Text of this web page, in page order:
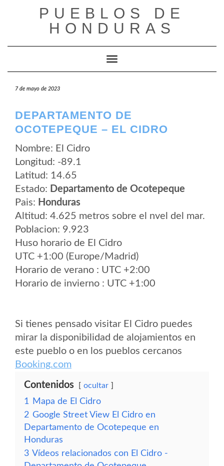
PUEBLOS DE
HONDURAS
Cambiar modo de navegación
7 de mayo de 2023
DEPARTAMENTO DE
OCOTEPEQUE – EL CIDRO
Nombre: El Cidro
Longitud: -89.1
Latitud: 14.65
Estado: Departamento de Ocotepeque
Pais: Honduras
Altitud: 4.625 metros sobre el nvel del mar.
Poblacion: 9.923
Huso horario de El Cidro
UTC +1:00 (Europe/Madrid)
Horario de verano : UTC +2:00
Horario de invierno : UTC +1:00
Si tienes pensado visitar El Cidro puedes
mirar la disponibilidad de alojamientos en
este pueblo o en los pueblos cercanos
Booking.com
Contenidos ocultar
1
Mapa de El Cidro
2 Google Street View El Cidro en
Departamento de Ocotepeque en
Honduras
3 Vídeos relacionados con El Cidro -